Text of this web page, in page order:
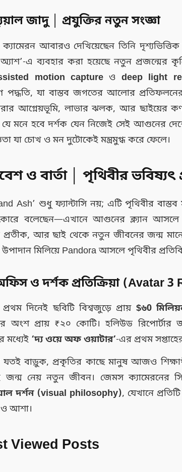
জাদু │ প্রযুক্তির নতুন সংজ্ঞা
আবারও দেখিয়েছেন তিনি
অ্যাশ’-এ ব্যবহার করা হয়েছে নতুন প্রজন্মের
motion capture ও deep light
পদ্ধতি, যা বাস্তব জগতের আলোর প্রতিফলনের
আগ্নেয়ভূমি, লাভার ঝলক, আর ছাইয়ের
যে মনে হবে দর্শক যেন নিজেই সেই আগুনের
যা চোখ ও মন দুটোকেই মন্ত্রমুগ্ধ করে ফেলে।
ও বার্তা │ পৃথিবীর ভবিষ্যৎ
Ash’ শুধু ফ্যান্টাসি নয়; এটি পৃথিবীর
বলেছেন—এখানে আগুনের ক্ল্যান আসলে
প্রতীক, আর ছাই থেকে নতুন জীবনের জন্ম
উপাদান মিলিয়ে Pandora আসলে পৃথিবীর
ও দর্শক প্রতিক্রিয়া (Avatar 3
দিনেই ছবিটি বিশ্বজুড়ে প্রায় $৬0
অংশ প্রায় ₹২০ কোটি। হলিউড রিপোর্টার
মধ্যেই ‘দ্য ওয়ে অফ ওয়াটার’-এর প্রথম
যতই বাড়ুক, প্রকৃতির কাছে মানুষ আজও
জন্ম নেয় নতুন জীবন। জেমস ক্যামেরনের
দর্শন (visual philosophy), যেখানে
ও আশা।
Viewed Posts